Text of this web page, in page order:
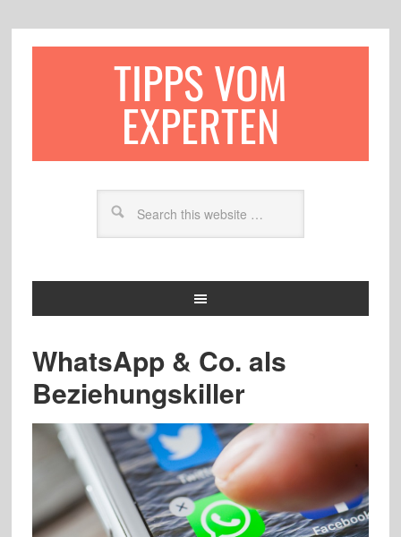
TIPPS VOM
EXPERTEN
WhatsApp & Co. als
Beziehungskiller